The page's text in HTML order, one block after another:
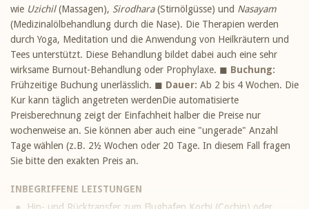
wie Uzichil(Massagen), Sirodhara(Stirnölgüsse) und Nasayam
(Medizinalölbehandlung durch die Nase). Die Therapien werden
durch Yoga, Meditation und die Anwendung von Heilkräutern und
Tees unterstützt. Diese Behandlung bildet dabei auch eine sehr
wirksame Burnout-Behandlung oder Prophylaxe. ◼ Buchung:
Frühzeitige Buchung unerlässlich. ◼ Dauer: Ab 2 bis 4 Wochen. Die
Kur kann täglich angetreten werdenDie automatisierte
Preisberechnung zeigt der Einfachheit halber die Preise nur
wochenweise an. Sie können aber auch eine "ungerade" Anzahl
Tage wählen (z.B. 2½ Wochen oder 20 Tage. In diesem Fall fragen
Sie bitte den exakten Preis an.
INBEGRIFFENE LEISTUNGEN
Hin- und Rücktransfer zum Flughafen Kochi (Cochin) oder